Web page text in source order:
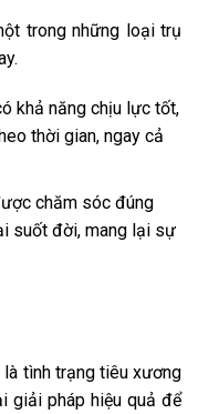
trong những loại trụ
khả năng chịu lực tốt,
thời gian, ngay cả
chăm sóc đúng
suốt đời, mang lại sự
tình trạng tiêu xương
giải pháp hiệu quả để